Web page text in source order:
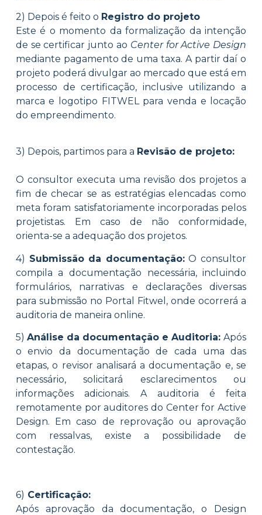
2) Depois é feito o Registro do projeto
Este é o momento da formalização da intenção
de se certificar junto ao Center for Active Design
mediante pagamento de uma taxa. A partir daí o
projeto poderá divulgar ao mercado que está em
processo de certificação, inclusive utilizando a
marca e logotipo FITWEL para venda e locação
do empreendimento.
3) Depois, partimos para a Revisão de projeto:
O consultor executa uma revisão dos projetos a
fim de checar se as estratégias elencadas como
meta foram satisfatoriamente incorporadas pelos
projetistas. Em caso de não conformidade,
orienta-se a adequação dos projetos.
4) Submissão da documentação:O consultor
compila a documentação necessária, incluindo
formulários, narrativas e declarações diversas
para submissão no Portal Fitwel, onde ocorrerá a
auditoria de maneira online.
5) Análise da documentação e Auditoria:Após
o envio da documentação de cada uma das
etapas, o revisor analisará a documentação e, se
necessário, solicitará esclarecimentos ou
informações adicionais. A auditoria é feita
remotamente por auditores do Center for Active
Design. Em caso de reprovação ou aprovação
com ressalvas, existe a possibilidade de
contestação.
6) Certificação:
Após aprovação da documentação, o Design